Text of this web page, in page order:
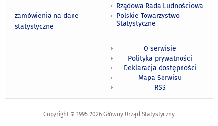
zamówienia na dane
statystyczne
Rządowa Rada Ludnościowa
Polskie Towarzystwo
Statystyczne
O serwisie
Polityka prywatności
Deklaracja dostępności
Mapa Serwisu
RSS
Copyright © 1995-2026 Główny Urząd Statystyczny